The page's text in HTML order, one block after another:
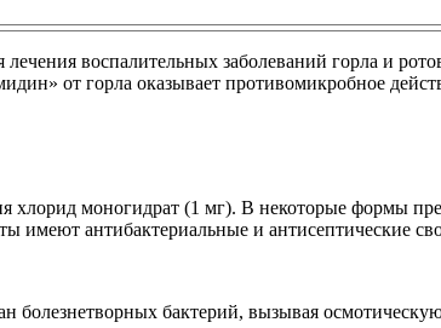
воспалительных заболеваний горла и
от горла оказывает противомикробное
моногидрат (1 мг). В некоторые формы
антибактериальные и антисептические
бактерий, вызывая